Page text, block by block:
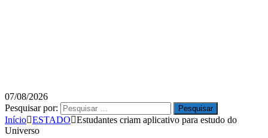
07/08/2026
Pesquisar por:
Início ESTADO
Estudantes criam aplicativo para estudo do
Universo